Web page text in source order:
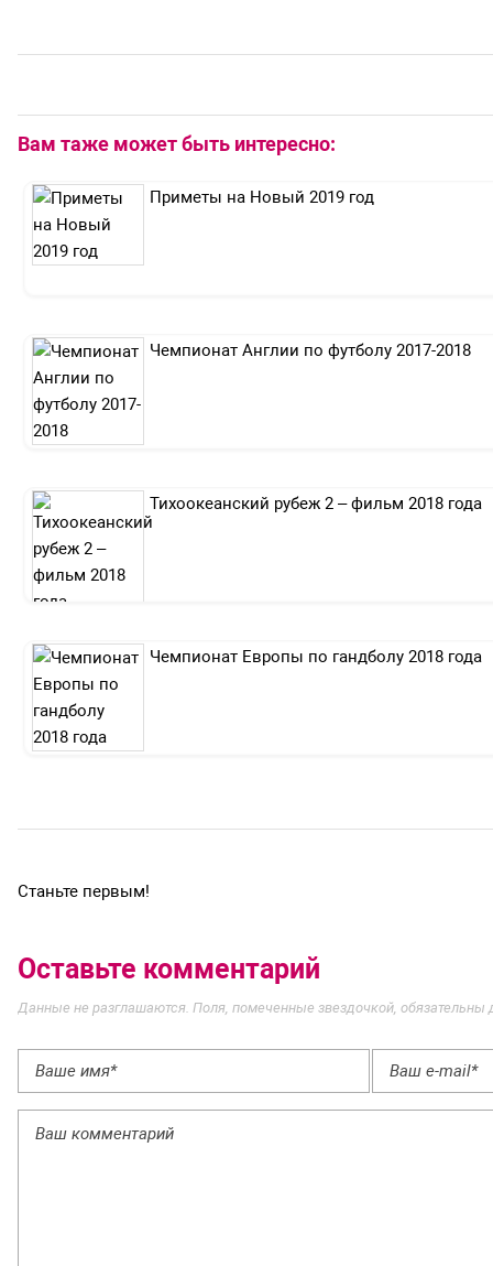
Вам таже может быть интересно:
Приметы на Новый 2019 год
Чемпионат Англии по футболу 2017-2018
Тихоокеанский рубеж 2 – фильм 2018 года
Чемпионат Европы по гандболу 2018 года
Станьте первым!
Оставьте комментарий
Данные не разглашаются. Поля, помеченные звездочкой, обязательны